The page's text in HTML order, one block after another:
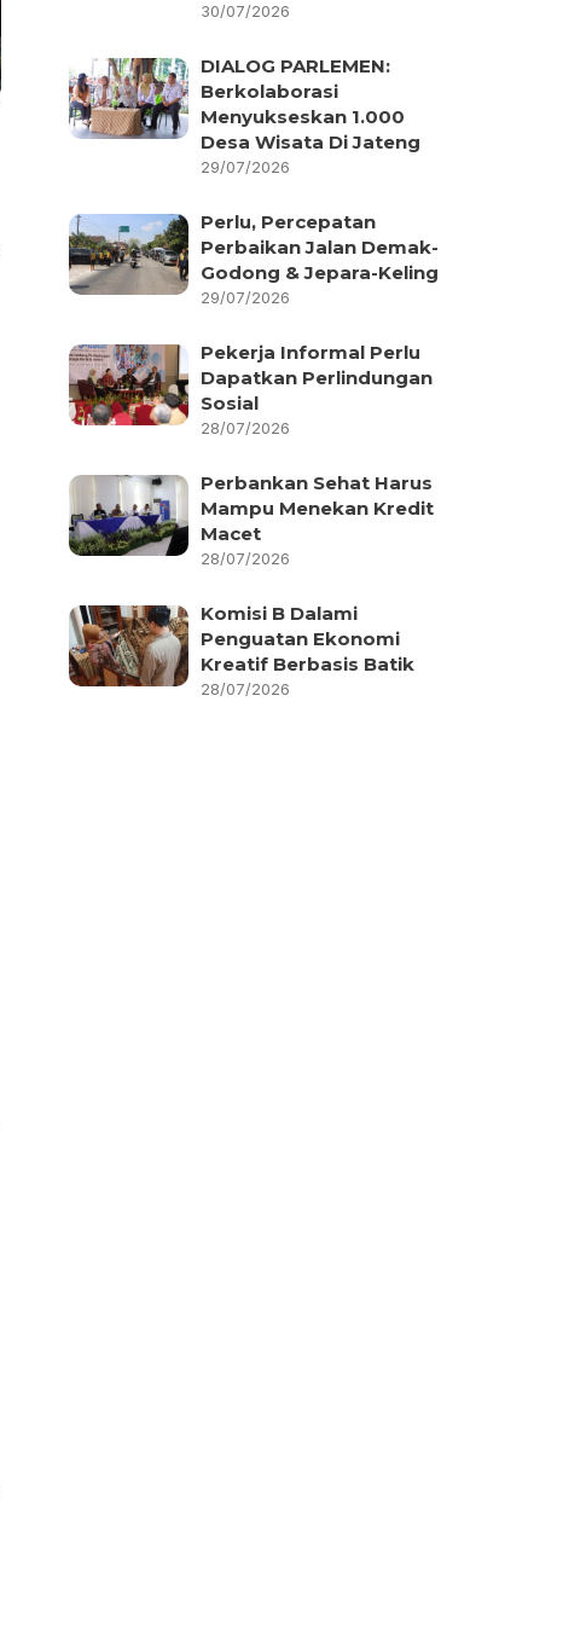
30/07/2026
DIALOG PARLEMEN:
Berkolaborasi
Menyukseskan 1.000
Desa Wisata Di Jateng
29/07/2026
Perlu, Percepatan
Perbaikan Jalan Demak-
Godong & Jepara-Keling
29/07/2026
Pekerja Informal Perlu
Dapatkan Perlindungan
Sosial
28/07/2026
Perbankan Sehat Harus
Mampu Menekan Kredit
Macet
28/07/2026
Komisi B Dalami
Penguatan Ekonomi
Kreatif Berbasis Batik
28/07/2026